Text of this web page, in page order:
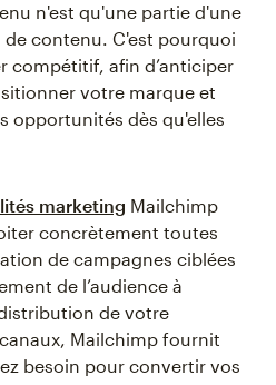
n'est qu'une partie d'une
contenu. C'est pourquoi
compétitif, afin d’anticiper
votre marque et
opportunités dès qu'elles
marketing Mailchimp
concrètement toutes
de campagnes ciblées
de l’audience à
de votre
Mailchimp fournit
besoin pour convertir vos